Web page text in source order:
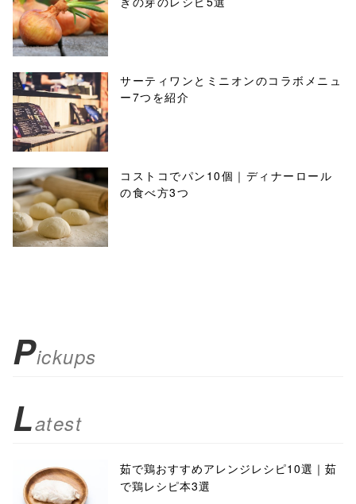
サーティワンとミニオンのコラボメニュ
ー7つを紹介
コストコでパン10個｜ディナーロール
の食べ方3つ
Pickups
Latest
茹で鶏おすすめアレンジレシピ10選｜茹
で鶏レシピ本3選